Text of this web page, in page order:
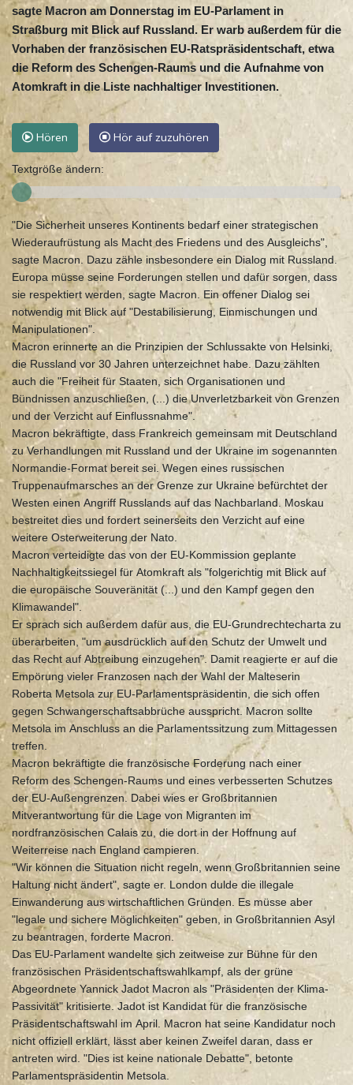
sagte Macron am Donnerstag im EU-Parlament in
Straßburg mit Blick auf Russland. Er warb außerdem für die
Vorhaben der französischen EU-Ratspräsidentschaft, etwa
die Reform des Schengen-Raums und die Aufnahme von
Atomkraft in die Liste nachhaltiger Investitionen.
Hören Hör auf zuzuhören
Textgröße ändern:
"Die Sicherheit unseres Kontinents bedarf einer strategischen
Wiederaufrüstung als Macht des Friedens und des Ausgleichs",
sagte Macron. Dazu zähle insbesondere ein Dialog mit Russland.
Europa müsse seine Forderungen stellen und dafür sorgen, dass
sie respektiert werden, sagte Macron. Ein offener Dialog sei
notwendig mit Blick auf "Destabilisierung, Einmischungen und
Manipulationen".
Macron erinnerte an die Prinzipien der Schlussakte von Helsinki,
die Russland vor 30 Jahren unterzeichnet habe. Dazu zählten
auch die "Freiheit für Staaten, sich Organisationen und
Bündnissen anzuschließen, (...) die Unverletzbarkeit von Grenzen
und der Verzicht auf Einflussnahme".
Macron bekräftigte, dass Frankreich gemeinsam mit Deutschland
zu Verhandlungen mit Russland und der Ukraine im sogenannten
Normandie-Format bereit sei. Wegen eines russischen
Truppenaufmarsches an der Grenze zur Ukraine befürchtet der
Westen einen Angriff Russlands auf das Nachbarland. Moskau
bestreitet dies und fordert seinerseits den Verzicht auf eine
weitere Osterweiterung der Nato.
Macron verteidigte das von der EU-Kommission geplante
Nachhaltigkeitssiegel für Atomkraft als "folgerichtig mit Blick auf
die europäische Souveränität (...) und den Kampf gegen den
Klimawandel".
Er sprach sich außerdem dafür aus, die EU-Grundrechtecharta zu
überarbeiten, "um ausdrücklich auf den Schutz der Umwelt und
das Recht auf Abtreibung einzugehen". Damit reagierte er auf die
Empörung vieler Franzosen nach der Wahl der Malteserin
Roberta Metsola zur EU-Parlamentspräsidentin, die sich offen
gegen Schwangerschaftsabbrüche ausspricht. Macron sollte
Metsola im Anschluss an die Parlamentssitzung zum Mittagessen
treffen.
Macron bekräftigte die französische Forderung nach einer
Reform des Schengen-Raums und eines verbesserten Schutzes
der EU-Außengrenzen. Dabei wies er Großbritannien
Mitverantwortung für die Lage von Migranten im
nordfranzösischen Calais zu, die dort in der Hoffnung auf
Weiterreise nach England campieren.
"Wir können die Situation nicht regeln, wenn Großbritannien seine
Haltung nicht ändert", sagte er. London dulde die illegale
Einwanderung aus wirtschaftlichen Gründen. Es müsse aber
"legale und sichere Möglichkeiten" geben, in Großbritannien Asyl
zu beantragen, forderte Macron.
Das EU-Parlament wandelte sich zeitweise zur Bühne für den
französischen Präsidentschaftswahlkampf, als der grüne
Abgeordnete Yannick Jadot Macron als "Präsidenten der Klima-
Passivität" kritisierte. Jadot ist Kandidat für die französische
Präsidentschaftswahl im April. Macron hat seine Kandidatur noch
nicht offiziell erklärt, lässt aber keinen Zweifel daran, dass er
antreten wird. "Dies ist keine nationale Debatte", betonte
Parlamentspräsidentin Metsola.